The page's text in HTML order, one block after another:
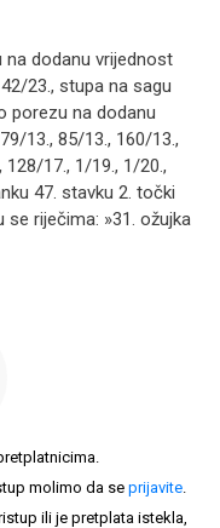
na dodanu vrijednost
23., stupa na sagu
porezu na dodanu
13., 85/13., 160/13.,
17., 1/19., 1/20.,
47. stavku 2. točki
se riječima: »31. ožujka
molimo da se prijavite.
ili je pretplata istekla,